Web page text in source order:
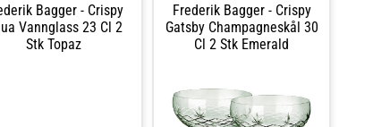
Bagger - Crispy
Vannglass 23 Cl 2
Stk Topaz
Frederik Bagger - Crispy
Gatsby Champagneskål 30
Cl 2 Stk Emerald